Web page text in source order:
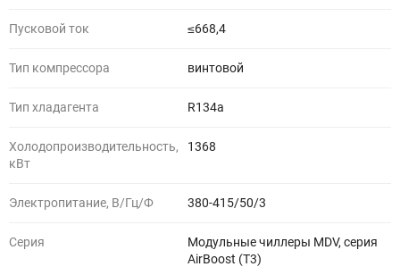
Пусковой ток ≤668,4
Тип компрессора винтовой
Тип хладагента R134a
Холодопроизводительность,
кВт
1368
Электропитание, В/Гц/Ф 380-415/50/3
Серия
Модульные чиллеры MDV, серия
AirBoost (T3)